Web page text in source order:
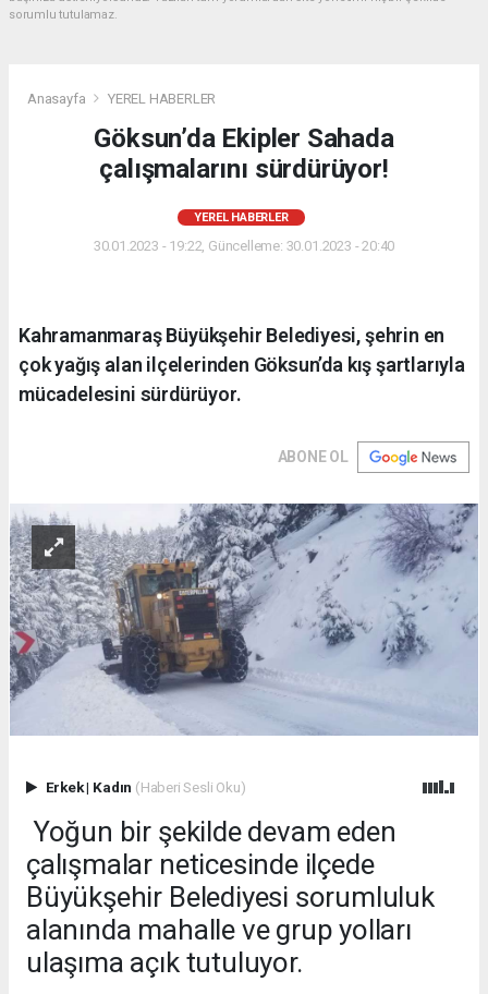
sorumlu tutulamaz.
Anasayfa YEREL HABERLER
Göksun’da Ekipler Sahada
çalışmalarını sürdürüyor!
YEREL HABERLER
30.01.2023 - 19:22, Güncelleme: 30.01.2023 - 20:40
Kahramanmaraş Büyükşehir Belediyesi, şehrin en
çok yağış alan ilçelerinden Göksun’da kış şartlarıyla
mücadelesini sürdürüyor.
ABONE OL
Erkek| Kadın (Haberi Sesli Oku)
Yoğun bir şekilde devam eden
çalışmalar neticesinde ilçede
Büyükşehir Belediyesi sorumluluk
alanında mahalle ve grup yolları
ulaşıma açık tutuluyor.